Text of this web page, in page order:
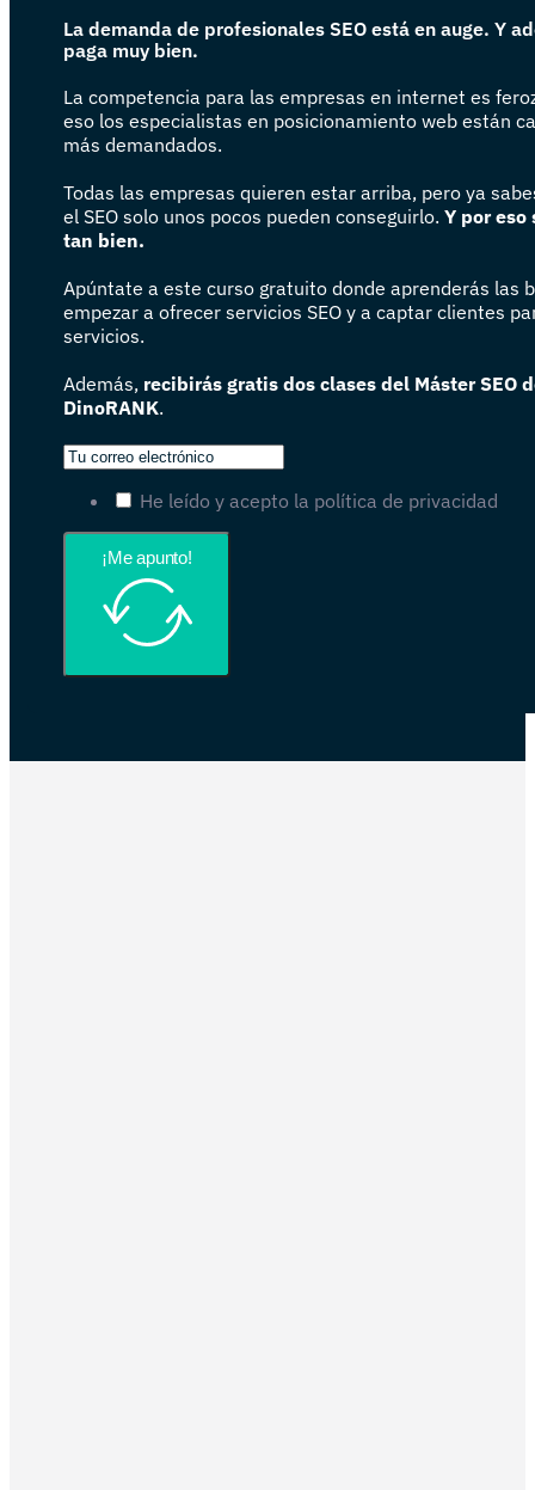
La demanda de profesionales SEO está en auge. Y
paga muy bien.
La competencia para las empresas en internet es
eso los especialistas en posicionamiento web están
más demandados.
Todas las empresas quieren estar arriba, pero ya
el SEO solo unos pocos pueden conseguirlo. Y por eso
tan bien.
Apúntate a este curso gratuito donde aprenderás las
empezar a ofrecer servicios SEO y a captar clientes
servicios.
Además, recibirás gratis dos clases del Máster SEO
DinoRANK.
He leído y acepto la política de privacidad
¡Me apunto!